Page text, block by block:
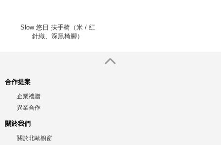
Slow 悠日 扶手椅（米 / 紅
針織、深黑椅腳）
合作提案
企業禮贈
異業合作
關於我們
關於北歐櫥窗